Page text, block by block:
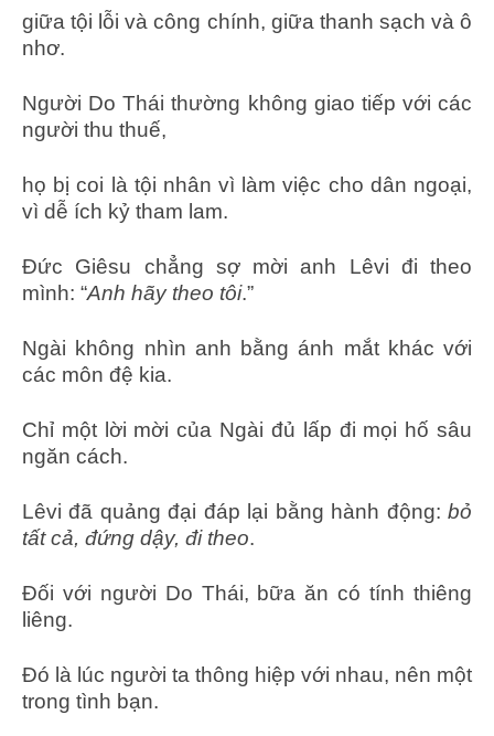
giữa tội lỗi và công chính, giữa thanh sạch và ô
nhơ.
Người Do Thái thường không giao tiếp với các
người thu thuế,
họ bị coi là tội nhân vì làm việc cho dân ngoại,
vì dễ ích kỷ tham lam.
Đức Giêsu chẳng sợ mời anh Lêvi đi theo
mình: “Anh hãy theo tôi.”
Ngài không nhìn anh bằng ánh mắt khác với
các môn đệ kia.
Chỉ một lời mời của Ngài đủ lấp đi mọi hố sâu
ngăn cách.
Lêvi đã quảng đại đáp lại bằng hành động: bỏ
tất cả, đứng dậy, đi theo.
Đối với người Do Thái, bữa ăn có tính thiêng
liêng.
Đó là lúc người ta thông hiệp với nhau, nên một
trong tình bạn.